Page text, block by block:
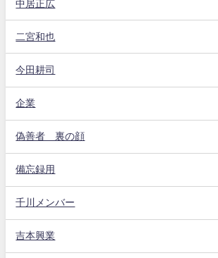
中居正広
二宮和也
今田耕司
企業
偽善者 裏の顔
備忘録用
千川メンバー
吉本興業